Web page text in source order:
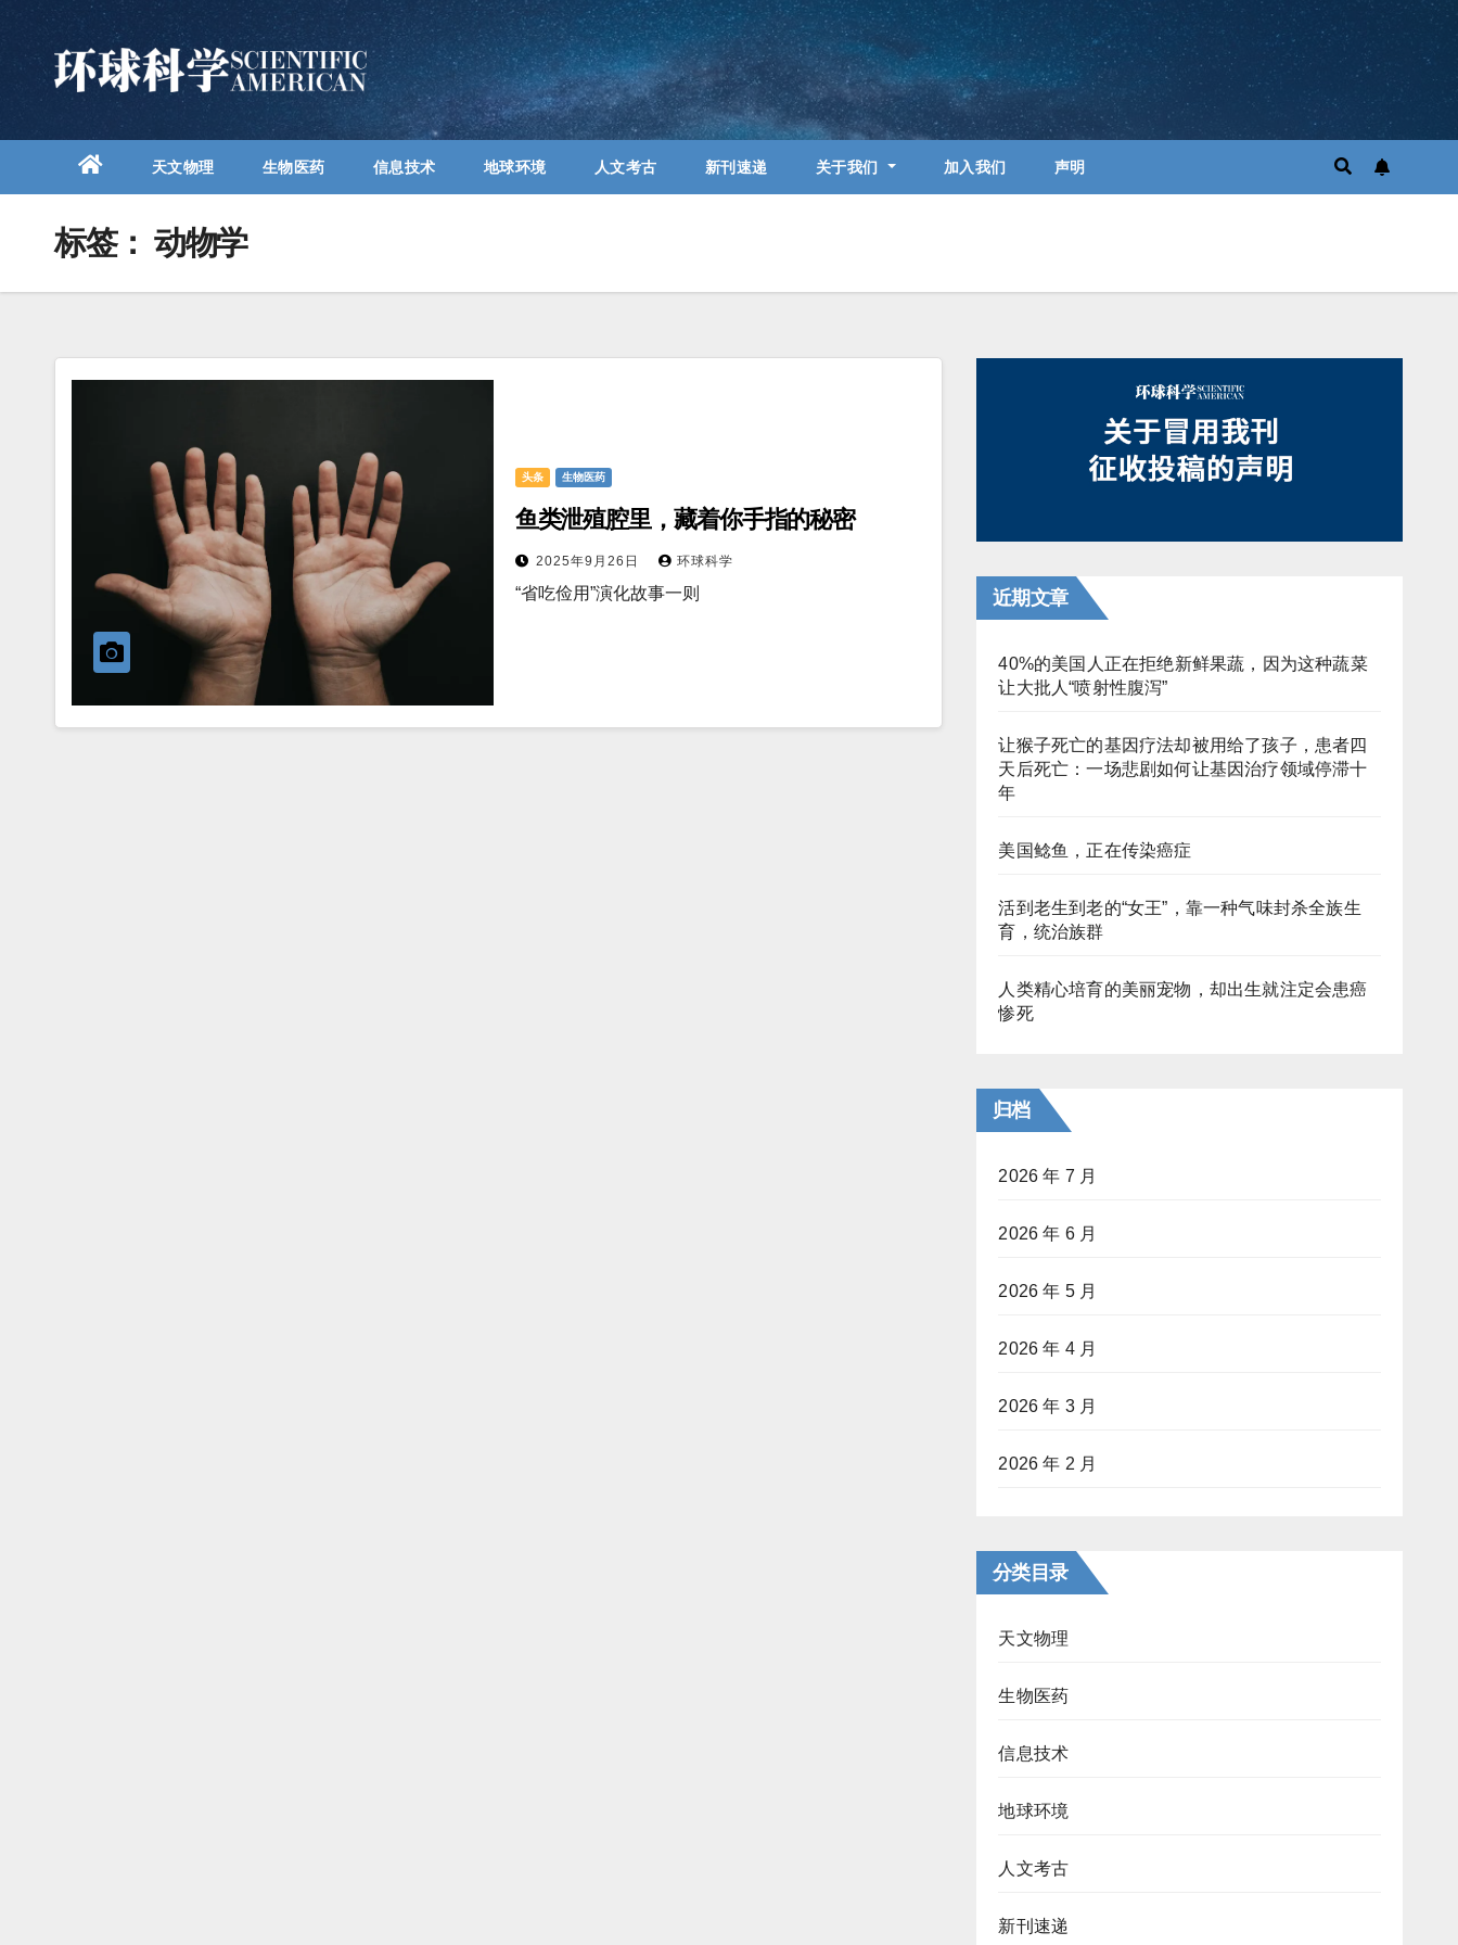
天文物理 生物医药 信息技术 地球环境 人文考古 新刊速递 关于我们 加入我们 声明
标签： 动物学
头条 生物医药
鱼类泄殖腔里，藏着你手指的秘密
2025年9月26日 环球科学
“省吃俭用”演化故事一则 近期文章
40%的美国人正在拒绝新鲜果蔬，因为这种蔬菜
让大批人“喷射性腹泻”
让猴子死亡的基因疗法却被用给了孩子，患者四
天后死亡：一场悲剧如何让基因治疗领域停滞十
年
美国鲶鱼，正在传染癌症
活到老生到老的“女王”，靠一种气味封杀全族生
育，统治族群
人类精心培育的美丽宠物，却出生就注定会患癌
惨死
归档
2026 年 7 月
2026 年 6 月
2026 年 5 月
2026 年 4 月
2026 年 3 月
2026 年 2 月
分类目录
天文物理
生物医药
信息技术
地球环境
人文考古
新刊速递